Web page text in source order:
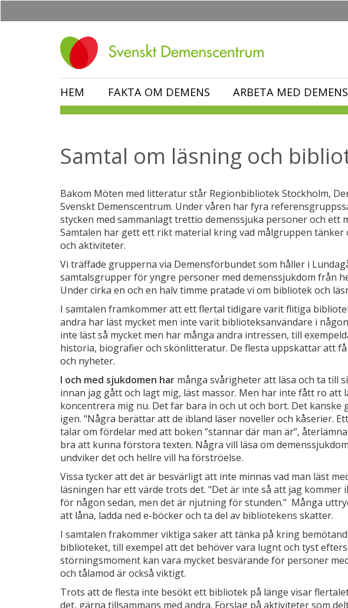
HEM FAKTA OM DEMENS ARBETA MED DEMENS
Samtal om läsning och
Bakom Möten med litteratur står Regionbibliotek Stockholm,
Svenskt Demenscentrum. Under våren har fyra
stycken med sammanlagt trettio demenssjuka personer och ett
Samtalen har gett ett rikt material kring vad målgruppen tänker
och aktiviteter.
Vi träffade grupperna via Demensförbundet som håller i
samtalsgrupper för yngre personer med demenssjukdom från
Under cirka en och en halv timme pratade vi om bibliotek och
I samtalen framkommer att ett flertal tidigare varit flitiga
andra har läst mycket men inte varit biblioteksanvändare i
inte läst så mycket men har många andra intressen, till
historia, biografier och skönlitteratur. De flesta uppskattar att
och nyheter.
I och med sjukdomen har många svårigheter att läsa och ta till
innan jag gått och lagt mig, läst massor. Men har inte fått ro att
koncentrera mig nu. Det far bara in och ut och bort. Det kanske
igen. "Några berättar att de ibland läser noveller och kåserier.
talar om fördelar med att boken ”stannar där man är”,
bra att kunna förstora texten. Några vill läsa om
undviker det och hellre vill ha förströelse.
Vissa tycker att det är besvärligt att inte minnas vad man läst
läsningen har ett värde trots det. "Det är inte så att jag kommer
för någon sedan, men det är njutning för stunden." Många
att låna, ladda ned e-böcker och ta del av bibliotekens skatter.
I samtalen frakommer viktiga saker att tänka på kring
biblioteket, till exempel att det behöver vara lugnt och tyst
störningsmoment kan vara mycket besvärande för personer
och tålamod är också viktigt.
Trots att de flesta inte besökt ett bibliotek på länge visar
det, gärna tillsammans med andra. Förslag på aktiviteter som